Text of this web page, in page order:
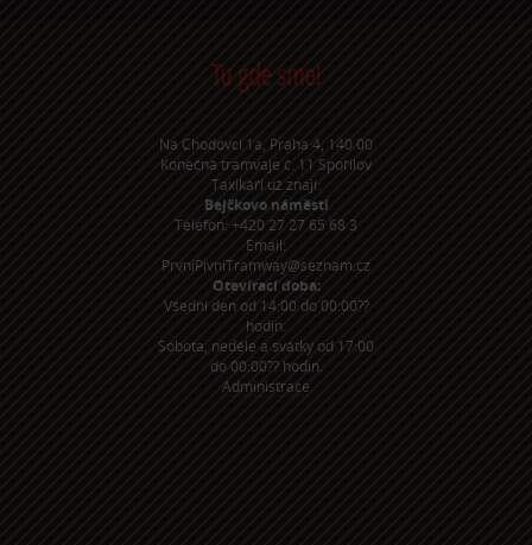
Tu gde sme!
Na Chodovci 1a, Praha 4, 140 00
Konečná tramvaje č. 11 Spořilov
Taxikáři už znají:
Bejčkovo náměstí
Telefon: +420 27 27 65 68 3
Email:
PrvniPivniTramway@seznam.cz
Otevírací doba:
Všední den od 14:00 do 00:00??
hodin.
Sobota, neděle a svátky od 17:00
do 00:00?? hodin.
Administrace